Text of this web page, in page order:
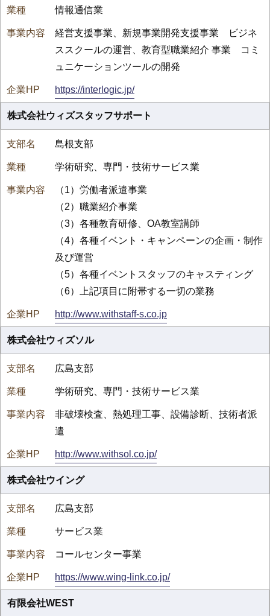
情報通信業
経営支援事業、新規事業開発支援事業 ビジネ
ススクールの運営、教育型職業紹介 事業 コミ
ュニケーションツールの開発
https://interlogic.jp/
株式会社ウィズスタッフサポート
島根支部
学術研究、専門・技術サービス業
（1）労働者派遣事業
（2）職業紹介事業
（3）各種教育研修、OA教室講師
（4）各種イベント・キャンペーンの企画・制作
及び運営
（5）各種イベントスタッフのキャスティング
（6）上記項目に附帯する一切の業務
http://www.withstaff-s.co.jp
株式会社ウィズソル
広島支部
学術研究、専門・技術サービス業
非破壊検査、熱処理工事、設備診断、技術者派
遣
http://www.withsol.co.jp/
株式会社ウイング
広島支部
サービス業
コールセンター事業
https://www.wing-link.co.jp/
有限会社WEST